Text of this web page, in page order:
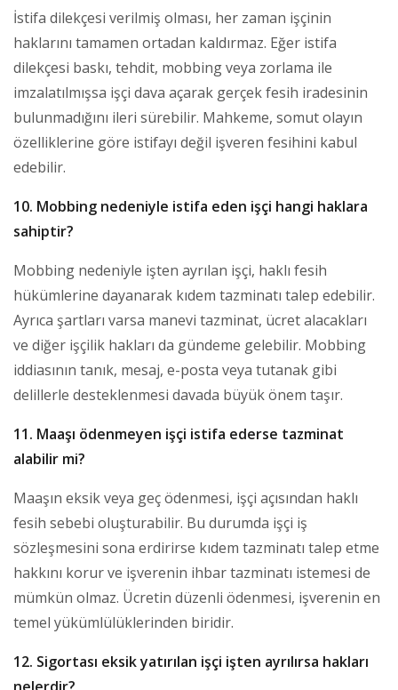
İstifa dilekçesi verilmiş olması, her zaman işçinin
haklarını tamamen ortadan kaldırmaz. Eğer istifa
dilekçesi baskı, tehdit, mobbing veya zorlama ile
imzalatılmışsa işçi dava açarak gerçek fesih iradesinin
bulunmadığını ileri sürebilir. Mahkeme, somut olayın
özelliklerine göre istifayı değil işveren fesihini kabul
edebilir.
10. Mobbing nedeniyle istifa eden işçi hangi haklara
sahiptir?
Mobbing nedeniyle işten ayrılan işçi, haklı fesih
hükümlerine dayanarak kıdem tazminatı talep edebilir.
Ayrıca şartları varsa manevi tazminat, ücret alacakları
ve diğer işçilik hakları da gündeme gelebilir. Mobbing
iddiasının tanık, mesaj, e-posta veya tutanak gibi
delillerle desteklenmesi davada büyük önem taşır.
11. Maaşı ödenmeyen işçi istifa ederse tazminat
alabilir mi?
Maaşın eksik veya geç ödenmesi, işçi açısından haklı
fesih sebebi oluşturabilir. Bu durumda işçi iş
sözleşmesini sona erdirirse kıdem tazminatı talep etme
hakkını korur ve işverenin ihbar tazminatı istemesi de
mümkün olmaz. Ücretin düzenli ödenmesi, işverenin en
temel yükümlülüklerinden biridir.
12. Sigortası eksik yatırılan işçi işten ayrılırsa hakları